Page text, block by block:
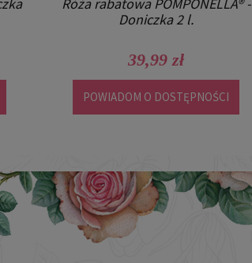
2 l.
39,99 zł
POWIADOM O DOSTĘPNOŚCI